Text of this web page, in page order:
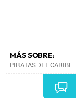
MÁS SOBRE:
PIRATAS DEL CARIBE